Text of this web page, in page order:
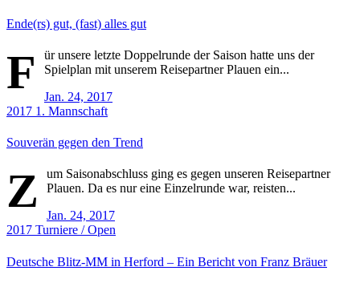
Ende(rs) gut, (fast) alles gut
F
ür unsere letzte Doppelrunde der Saison hatte uns der
Spielplan mit unserem Reisepartner Plauen ein...
Jan. 24, 2017
2017 1. Mannschaft
Souverän gegen den Trend
Z
um Saisonabschluss ging es gegen unseren Reisepartner
Plauen. Da es nur eine Einzelrunde war, reisten...
Jan. 24, 2017
2017 Turniere / Open
Deutsche Blitz-MM in Herford – Ein Bericht von Franz Bräuer